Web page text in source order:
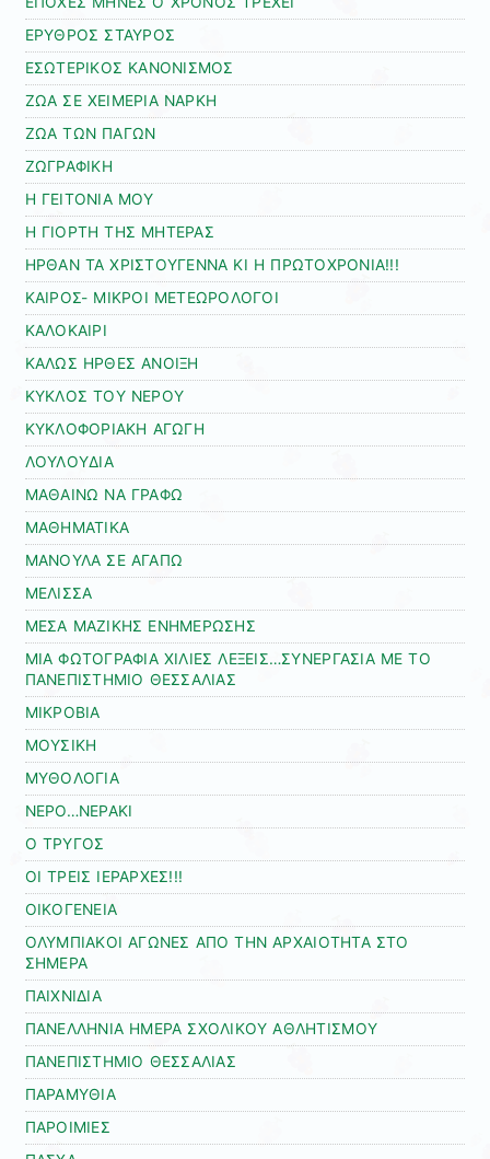
ΕΡΥΘΡΟΣ ΣΤΑΥΡΟΣ
ΕΣΩΤΕΡΙΚΟΣ ΚΑΝΟΝΙΣΜΟΣ
ΖΩΑ ΣΕ ΧΕΙΜΕΡΙΑ ΝΑΡΚΗ
ΖΩΑ ΤΩΝ ΠΑΓΩΝ
ΖΩΓΡΑΦΙΚΗ
Η ΓΕΙΤΟΝΙΑ ΜΟΥ
Η ΓΙΟΡΤΗ ΤΗΣ ΜΗΤΕΡΑΣ
ΗΡΘΑΝ ΤΑ ΧΡΙΣΤΟΥΓΕΝΝΑ ΚΙ Η ΠΡΩΤΟΧΡΟΝΙΑ!!!
ΚΑΙΡΟΣ- ΜΙΚΡΟΙ ΜΕΤΕΩΡΟΛΟΓΟΙ
ΚΑΛΟΚΑΙΡΙ
ΚΑΛΩΣ ΗΡΘΕΣ ΑΝΟΙΞΗ
ΚΥΚΛΟΣ ΤΟΥ ΝΕΡΟΥ
ΚΥΚΛΟΦΟΡΙΑΚΗ ΑΓΩΓΗ
ΛΟΥΛΟΥΔΙΑ
ΜΑΘΑΙΝΩ ΝΑ ΓΡΑΦΩ
ΜΑΘΗΜΑΤΙΚΑ
ΜΑΝΟΥΛΑ ΣΕ ΑΓΑΠΩ
ΜΕΛΙΣΣΑ
ΜΕΣΑ ΜΑΖΙΚΗΣ ΕΝΗΜΕΡΩΣΗΣ
ΜΙΑ ΦΩΤΟΓΡΑΦΙΑ ΧΙΛΙΕΣ ΛΕΞΕΙΣ…ΣΥΝΕΡΓΑΣΙΑ ΜΕ ΤΟ
ΠΑΝΕΠΙΣΤΗΜΙΟ ΘΕΣΣΑΛΙΑΣ
ΜΙΚΡΟΒΙΑ
ΜΟΥΣΙΚΗ
ΜΥΘΟΛΟΓΙΑ
ΝΕΡΟ…ΝΕΡΑΚΙ
Ο ΤΡΥΓΟΣ
ΟΙ ΤΡΕΙΣ ΙΕΡΑΡΧΕΣ!!!
ΟΙΚΟΓΕΝΕΙΑ
ΟΛΥΜΠΙΑΚΟΙ ΑΓΩΝΕΣ ΑΠΟ ΤΗΝ ΑΡΧΑΙΟΤΗΤΑ ΣΤΟ
ΣΗΜΕΡΑ
ΠΑΙΧΝΙΔΙΑ
ΠΑΝΕΛΛΗΝΙΑ ΗΜΕΡΑ ΣΧΟΛΙΚΟΥ ΑΘΛΗΤΙΣΜΟΥ
ΠΑΝΕΠΙΣΤΗΜΙΟ ΘΕΣΣΑΛΙΑΣ
ΠΑΡΑΜΥΘΙΑ
ΠΑΡΟΙΜΙΕΣ